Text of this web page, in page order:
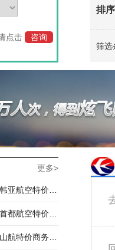
点击 咨询
排
筛
更多>
舱预订火热抢购中
务舱火热抢购中
务舱火热抢购中